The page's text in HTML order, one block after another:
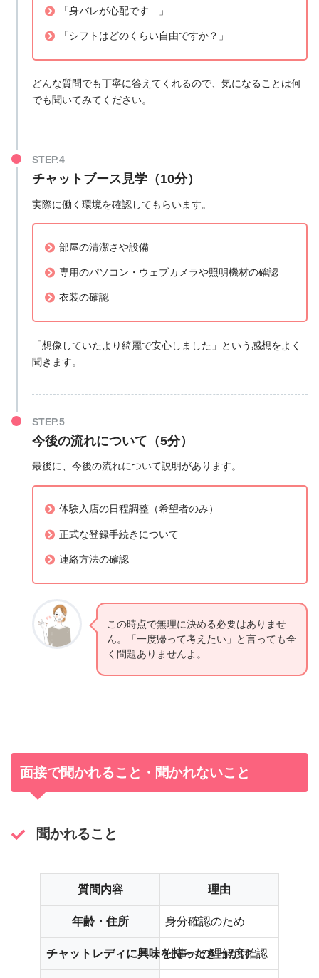
「身バレが心配です…」
「シフトはどのくらい自由ですか？」
どんな質問でも丁寧に答えてくれるので、気になることは何
でも聞いてみてください。
チャットブース見学（10分）
実際に働く環境を確認してもらいます。
部屋の清潔さや設備
専用のパソコン・ウェブカメラや照明機材の確認
衣装の確認
「想像していたより綺麗で安心しました」という感想をよく
聞きます。
今後の流れについて（5分）
最後に、今後の流れについて説明があります。
体験入店の日程調整（希望者のみ）
正式な登録手続きについて
連絡方法の確認
この時点で無理に決める必要はありませ
ん。「一度帰って考えたい」と言っても全
く問題ありませんよ。
面接で聞かれること・聞かれないこと
聞かれること
質問内容 理由
年齢・住所 身分確認のため
チャットレディに興味を持ったきっかけ
仕事への理解度確認